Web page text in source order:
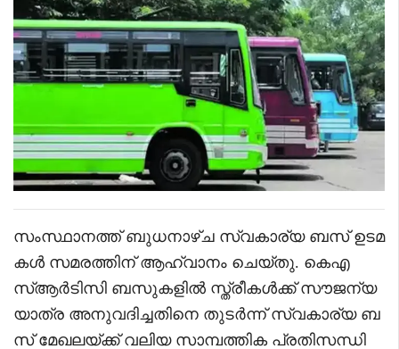
സംസ്ഥാനത്ത് ബുധനാഴ്ച സ്വകാര്യ ബസ് ഉടമ
കൾ സമരത്തിന് ആഹ്വാനം ചെയ്തു. കെഎ
സ്ആർടിസി ബസുകളിൽ സ്ത്രീകൾക്ക് സൗജന്യ
യാത്ര അനുവദിച്ചതിനെ തുടർന്ന് സ്വകാര്യ ബ
സ് മേഖലയ്ക്ക് വലിയ സാമ്പത്തിക പ്രതിസന്ധി